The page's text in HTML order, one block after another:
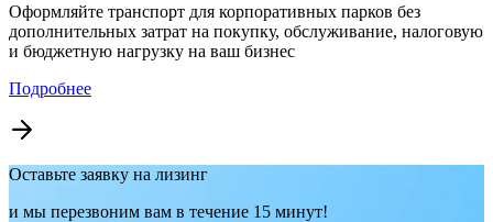
Оформляйте транспорт для корпоративных парков без
дополнительных затрат на покупку, обслуживание, налоговую
и бюджетную нагрузку на ваш бизнес
Подробнее
Оставьте заявку на лизинг
и мы перезвоним вам в течение 15 минут!